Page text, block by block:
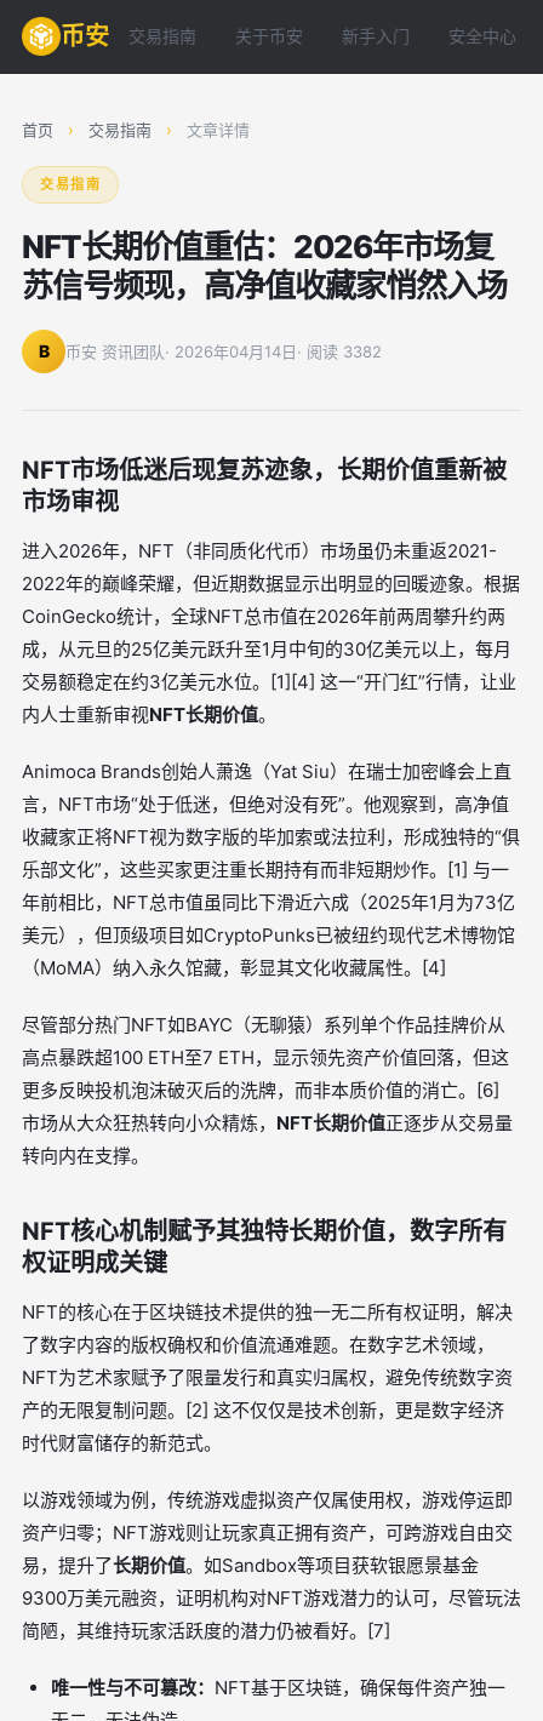
币安 交易指南 关于币安 新手入门 安全中心
首页 › 交易指南 › 文章详情
交易指南
NFT长期价值重估：2026年市场复
苏信号频现，高净值收藏家悄然入场
B 币安 资讯团队· 2026年04月14日· 阅读 3382
NFT市场低迷后现复苏迹象，长期价值重新被
市场审视
进入2026年，NFT（非同质化代币）市场虽仍未重返2021-
2022年的巅峰荣耀，但近期数据显示出明显的回暖迹象。根据
CoinGecko统计，全球NFT总市值在2026年前两周攀升约两
成，从元旦的25亿美元跃升至1月中旬的30亿美元以上，每月
交易额稳定在约3亿美元水位。[1][4] 这一“开门红”行情，让业
内人士重新审视NFT长期价值。
Animoca Brands创始人萧逸（Yat Siu）在瑞士加密峰会上直
言，NFT市场“处于低迷，但绝对没有死”。他观察到，高净值
收藏家正将NFT视为数字版的毕加索或法拉利，形成独特的“俱
乐部文化”，这些买家更注重长期持有而非短期炒作。[1] 与一
年前相比，NFT总市值虽同比下滑近六成（2025年1月为73亿
美元），但顶级项目如CryptoPunks已被纽约现代艺术博物馆
（MoMA）纳入永久馆藏，彰显其文化收藏属性。[4]
尽管部分热门NFT如BAYC（无聊猿）系列单个作品挂牌价从
高点暴跌超100 ETH至7 ETH，显示领先资产价值回落，但这
更多反映投机泡沫破灭后的洗牌，而非本质价值的消亡。[6]
市场从大众狂热转向小众精炼， NFT长期价值正逐步从交易量
转向内在支撑。
NFT核心机制赋予其独特长期价值，数字所有
权证明成关键
NFT的核心在于区块链技术提供的独一无二所有权证明，解决
了数字内容的版权确权和价值流通难题。在数字艺术领域，
NFT为艺术家赋予了限量发行和真实归属权，避免传统数字资
产的无限复制问题。[2] 这不仅仅是技术创新，更是数字经济
时代财富储存的新范式。
以游戏领域为例，传统游戏虚拟资产仅属使用权，游戏停运即
资产归零；NFT游戏则让玩家真正拥有资产，可跨游戏自由交
易，提升了长期价值。如Sandbox等项目获软银愿景基金
9300万美元融资，证明机构对NFT游戏潜力的认可，尽管玩法
简陋，其维持玩家活跃度的潜力仍被看好。[7]
唯一性与不可篡改： NFT基于区块链，确保每件资产独一